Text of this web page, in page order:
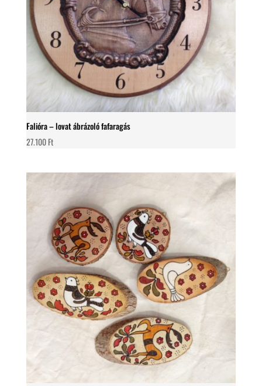
Falióra – lovat ábrázoló fafaragás
27.100Ft